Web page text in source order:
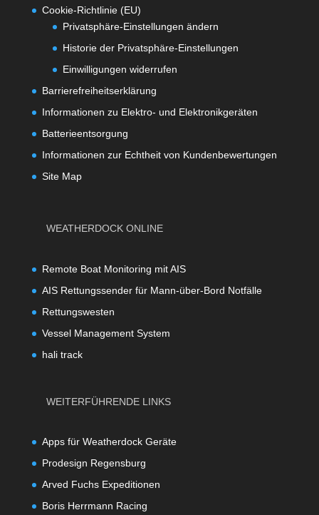
Cookie-Richtlinie (EU)
Privatsphäre-Einstellungen ändern
Historie der Privatsphäre-Einstellungen
Einwilligungen widerrufen
Barrierefreiheitserklärung
Informationen zu Elektro- und Elektronikgeräten
Batterieentsorgung
Informationen zur Echtheit von Kundenbewertungen
Site Map
WEATHERDOCK ONLINE
Remote Boat Monitoring mit AIS
AIS Rettungssender für Mann-über-Bord Notfälle
Rettungswesten
Vessel Management System
hali track
WEITERFÜHRENDE LINKS
Apps für Weatherdock Geräte
Prodesign Regensburg
Arved Fuchs Expeditionen
Boris Herrmann Racing